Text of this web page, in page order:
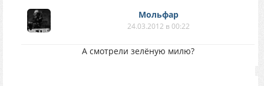
Мольфар
24.03.2012 в 00:22
А смотрели зелёную милю?